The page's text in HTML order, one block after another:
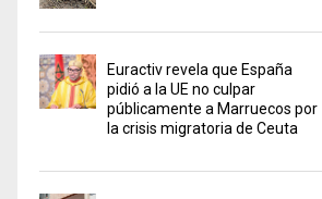
Euractiv revela que España
pidió a la UE no culpar
públicamente a Marruecos por
la crisis migratoria de Ceuta